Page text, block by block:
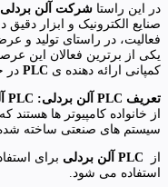
در این راستا شرکت آلن بردلی
صنایع الکترونیک و ابزار
فعالیت، در راستای تولید و
یکی از برترین فعالان این
کمپانی ارائه دهنده ی
در
تعریف PLC آلن بردلی: PLC
از خانواده کامپیوتر ها
سیستم های صنعتی ساخته شده
از PLC آلن بردلی برای
استفاده می شود.